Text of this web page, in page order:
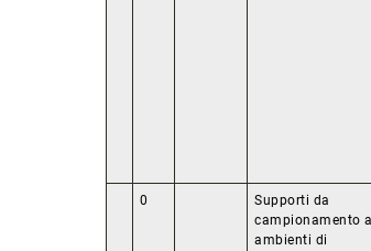
0
Supporti da
campionamento
ambienti di